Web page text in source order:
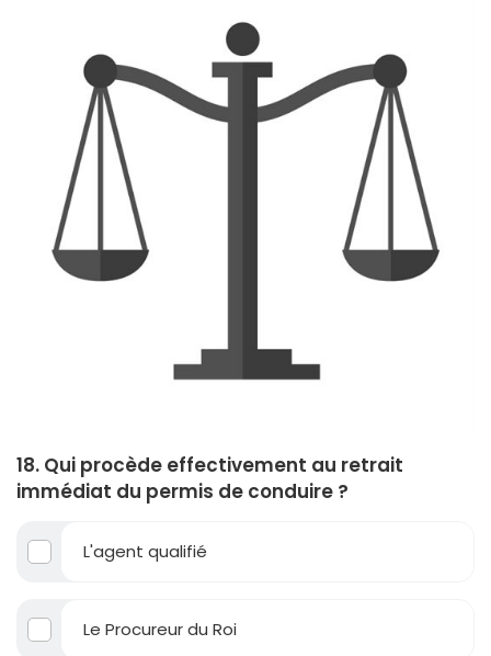
18. Qui procède effectivement au retrait
immédiat du permis de conduire ?
L'agent qualifié
Le Procureur du Roi